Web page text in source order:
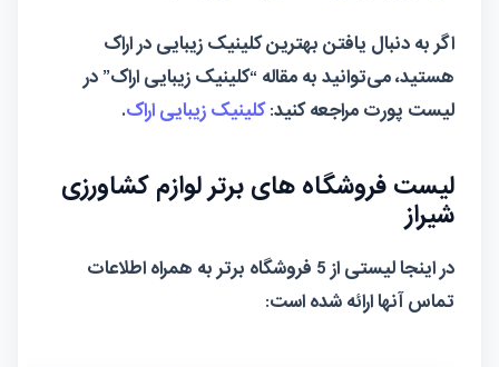
اگر به دنبال یافتن بهترین کلینیک زیبایی در اراک
هستید، می‌توانید به مقاله “کلینیک زیبایی اراک” در
لیست پورت مراجعه کنید:کلینیک زیبایی اراک.
لیست فروشگاه های برتر لوازم کشاورزی
شیراز
در اینجا لیستی از 5 فروشگاه برتر به همراه اطلاعات
تماس آنها ارائه شده است: